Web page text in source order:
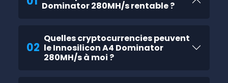
Dominator 280MH/s rentable ?
02
Quelles cryptocurrencies peuvent
le Innosilicon A4 Dominator
280MH/s à moi ?